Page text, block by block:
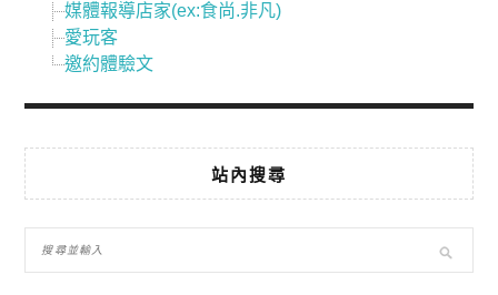
媒體報導店家(ex:食尚.非凡)
愛玩客
邀約體驗文
站內搜尋